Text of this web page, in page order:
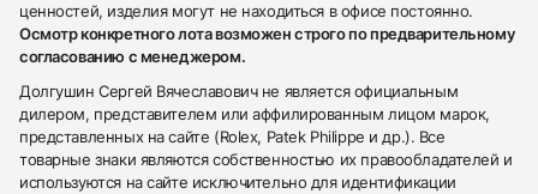
ценностей, изделия могут не находиться в офисе постоянно.
Осмотр конкретного лота возможен строго по предварительному
согласованию с менеджером.
Долгушин Сергей Вячеславович не является официальным
дилером, представителем или аффилированным лицом марок,
представленных на сайте (Rolex, Patek Philippe и др.). Все
товарные знаки являются собственностью их правообладателей и
используются на сайте исключительно для идентификации